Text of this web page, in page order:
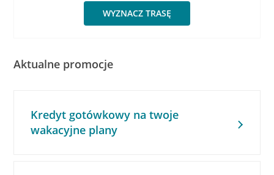
WYZNACZ TRASĘ
Aktualne promocje
Kredyt gotówkowy na twoje
wakacyjne plany